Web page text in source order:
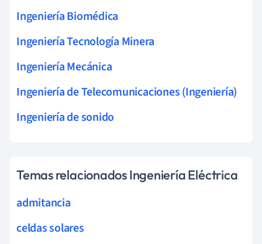
Ingeniería Biomédica
Ingeniería Tecnología Minera
Ingeniería Mecánica
Ingeniería de Telecomunicaciones (Ingeniería)
Ingeniería de sonido
Temas relacionados Ingeniería Eléctrica
admitancia
celdas solares